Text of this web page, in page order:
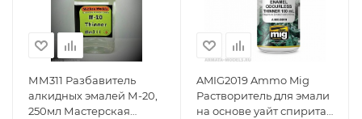
ММ311 Разбавитель
алкидных эмалей М-20,
250мл Мастерская
AMIG2019 Ammo Mig
Растворитель для эмали
на основе уайт спирита (